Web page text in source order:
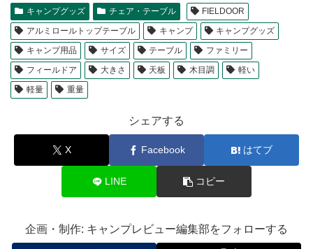
キャンプグッズ チェア・テーブル
FIELDOOR
アルミロールトップテーブル
キャンプ
キャンプグッズ
キャンプ用品
サイズ テーブル
ファミリー
フィールドア
大きさ 天板 木目調
軽い
軽量
重量
シェアする
X Facebook はてブ
LINE コピー
企画・制作: キャンプレビュー編集部をフォローする